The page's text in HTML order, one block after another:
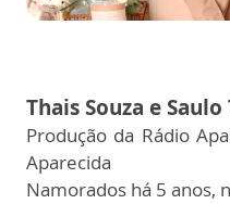
Thais Souza e Saulo
Produção da Rádio
Aparecida
Namorados há 5 anos,